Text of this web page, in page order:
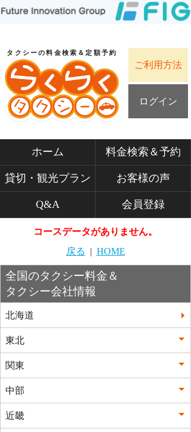
タクシーの料金検索＆定額予約
ご利用方法
ログイン
ホーム 料金検索＆予約
貸切・観光プラン お客様の声
Q&A 会員登録
コースデータがありません。
戻る
HOME
全国のタクシー料金＆
タクシー会社情報
北海道
東北
関東
中部
近畿